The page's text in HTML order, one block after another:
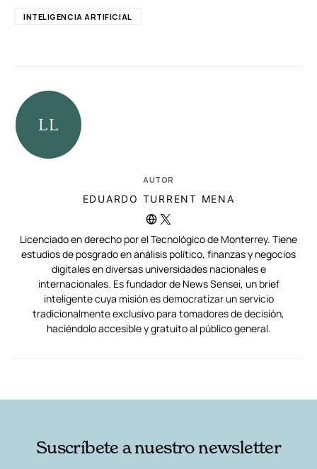
INTELIGENCIA ARTIFICIAL
AUTOR
EDUARDO TURRENT MENA
Licenciado en derecho por el Tecnológico de Monterrey. Tiene
estudios de posgrado en análisis político, finanzas y negocios
digitales en diversas universidades nacionales e
internacionales. Es fundador de News Sensei, un brief
inteligente cuya misión es democratizar un servicio
tradicionalmente exclusivo para tomadores de decisión,
haciéndolo accesible y gratuito al público general.
Suscríbete a nuestro newsletter